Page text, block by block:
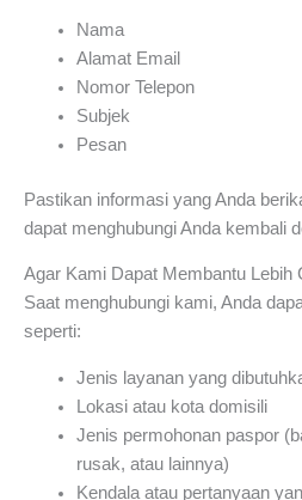
Nama
Alamat Email
Nomor Telepon
Subjek
Pesan
Pastikan informasi yang Anda
dapat menghubungi Anda kembali
Agar Kami Dapat Membantu Lebih
Saat menghubungi kami, Anda
seperti:
Jenis layanan yang
Lokasi atau kota domisili
Jenis permohonan paspor
rusak, atau lainnya)
Kendala atau pertanyaan